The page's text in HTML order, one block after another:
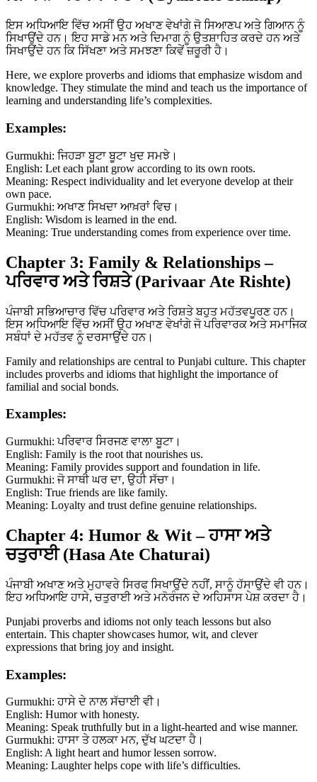
ਇਸ ਅਧਿਆਇ ਵਿੱਚ ਅਸੀਂ ਉਹ ਅਖਾਣ ਵੇਖਾਂਗੇ ਜੋ ਸਿਆਣਪ ਅਤੇ ਗਿਆਨ ਨੂੰ
ਸਿਖਾਉਂਦੇ ਹਨ। ਇਹ ਸਾਡੇ ਮਨ ਅਤੇ ਦਿਮਾਗ ਨੂੰ ਉਤਸ਼ਾਹਿਤ ਕਰਦੇ ਹਨ ਅਤੇ
ਸਿਖਾਉਂਦੇ ਹਨ ਕਿ ਸਿੱਖਣਾ ਅਤੇ ਸਮਝਣਾ ਕਿਵੇਂ ਜ਼ਰੂਰੀ ਹੈ।
Here, we explore proverbs and idioms that emphasize wisdom and
knowledge. They stimulate the mind and teach us the importance of
learning and understanding life’s complexities.
Examples:
Gurmukhi: ਜਿਹੜਾ ਬੂਟਾ ਬੂਟਾ ਖੁਦ ਸਮਝੇ।
English: Let each plant grow according to its own roots.
Meaning: Respect individuality and let everyone develop at their
own pace.
Gurmukhi: ਅਖਾਣ ਸਿਖਦਾ ਆਖ਼ਰਾਂ ਵਿਚ।
English: Wisdom is learned in the end.
Meaning: True understanding comes from experience over time.
Chapter 3: Family & Relationships –
ਪਰਿਵਾਰ ਅਤੇ ਰਿਸ਼ਤੇ (Parivaar Ate Rishte)
ਪੰਜਾਬੀ ਸਭਿਆਚਾਰ ਵਿੱਚ ਪਰਿਵਾਰ ਅਤੇ ਰਿਸ਼ਤੇ ਬਹੁਤ ਮਹੱਤਵਪੂਰਣ ਹਨ।
ਇਸ ਅਧਿਆਇ ਵਿੱਚ ਅਸੀਂ ਉਹ ਅਖਾਣ ਵੇਖਾਂਗੇ ਜੋ ਪਰਿਵਾਰਕ ਅਤੇ ਸਮਾਜਿਕ
ਸਬੰਧਾਂ ਦੇ ਮਹੱਤਵ ਨੂੰ ਦਰਸਾਉਂਦੇ ਹਨ।
Family and relationships are central to Punjabi culture. This chapter
includes proverbs and idioms that highlight the importance of
familial and social bonds.
Examples:
Gurmukhi: ਪਰਿਵਾਰ ਸਿਰਜਣ ਵਾਲਾ ਬੂਟਾ।
English: Family is the root that nourishes us.
Meaning: Family provides support and foundation in life.
Gurmukhi: ਜੋ ਸਾਥੀ ਘਰ ਦਾ, ਉਹੀ ਸੱਚਾ।
English: True friends are like family.
Meaning: Loyalty and trust define genuine relationships.
Chapter 4: Humor & Wit – ਹਾਸਾ ਅਤੇ
ਚਤੁਰਾਈ (Hasa Ate Chaturai)
ਪੰਜਾਬੀ ਅਖਾਣ ਅਤੇ ਮੁਹਾਵਰੇ ਸਿਰਫ ਸਿਖਾਉਂਦੇ ਨਹੀਂ, ਸਾਨੂੰ ਹੱਸਾਉਂਦੇ ਵੀ ਹਨ।
ਇਹ ਅਧਿਆਇ ਹਾਸੇ, ਚਤੁਰਾਈ ਅਤੇ ਮਨੋਰੰਜਨ ਦੇ ਅਹਿਸਾਸ ਪੇਸ਼ ਕਰਦਾ ਹੈ।
Punjabi proverbs and idioms not only teach lessons but also
entertain. This chapter showcases humor, wit, and clever
expressions that bring joy and insight.
Examples:
Gurmukhi: ਹਾਸੇ ਦੇ ਨਾਲ ਸੱਚਾਈ ਵੀ।
English: Humor with honesty.
Meaning: Speak truthfully but in a light-hearted and wise manner.
Gurmukhi: ਹਾਸਾ ਤੇ ਹਲਕਾ ਮਨ, ਦੁੱਖ ਘਟਦਾ ਹੈ।
English: A light heart and humor lessen sorrow.
Meaning: Laughter helps cope with life’s difficulties.